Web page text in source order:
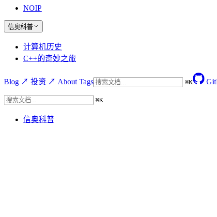
NOIP
信奥科普
计算机历史
C++的奇妙之旅
Blog ↗ 投资 ↗ About Tags ⌘K
⌘K
信奥科普